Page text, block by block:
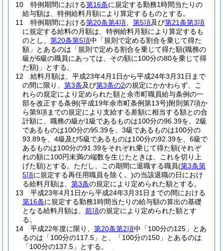
10
特例期間における第16条に規定する勤務1時間当たりの
給与額は、特例給料月額により算定するものとする。
11
特例期間における第20条第4項 第5項及び第21条第3項
に規定する給料の月額は、特例給料月額により算定するも
のとし、 第20条第5項中「規則で定める割合を乗じて得た
額」とあるのは「規則で定める割合を乗じて得た額(職務の
級が6級の職員にあっては、その額に100分の80を乗じて得
た額) 」とする。
12
給料月額は、平成23年4月1日から平成24年3月31日まで
の間に限り、 第3条及び第3条の2の規定にかかわらず、こ
れらの規定により定められた額と余市町職員給与条例の一
部を改正する条例(平成19年余市町条例第13号)附則第7項か
ら第9項までの規定により支給する差額に相当する額との合
計額に、職務の級が1級であるものは100分の96.39を、2級
であるものは100分の95.39を、3級であるものは100分の
93.89を、4級及び5級であるものは100分の92.39を、6級で
あるものは100分の91.39をそれぞれ乗じて得た額(それぞ
れの額に100円未満の端数を生じたときは、これを切り上
げた額)とする。 ただし、この期間に退職する職員(第3条第
5項に規定する再任用職員を除く。)の当該退職の日におけ
る給料月額は、 第3条の規定により定められた額とする。
13
平成23年4月1日から平成24年3月31日までの間における
第16条に規定する勤務1時間当たりの給与額の算出の基礎
となる給料月額は、 前項の規定により定められた額とす
る。
14
平成22年度に限り、 第20条第2項中「100分の125」とあ
るのは「100分の117.5」と、「100分の150」とあるのは
「100分の137.5」とする。